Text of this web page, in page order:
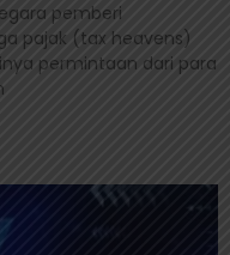
pemberi
pajak (tax heavens)
permintaan dari para